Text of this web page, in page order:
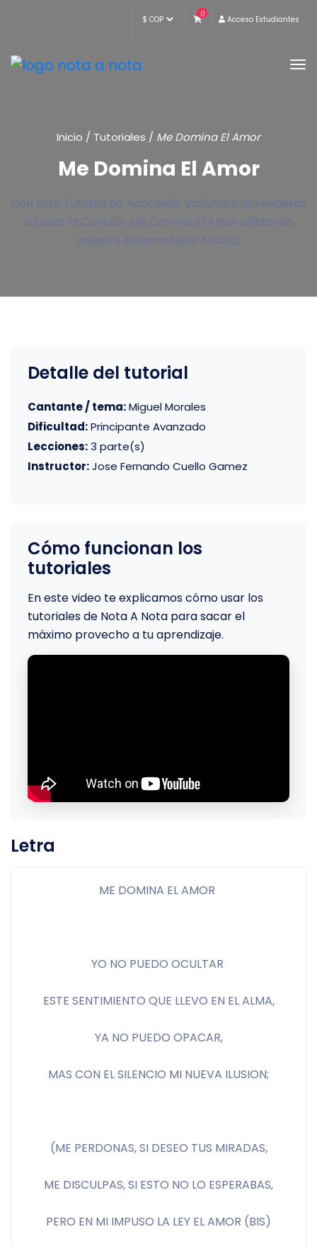
0
Acceso Estudiantes
Inicio / Tutoriales / Me Domina El Amor
Me Domina El Amor
Con este Tutorial de Acordeón Vallenato aprenderás
a tocar la Canción Me Domina El Amor utilizando
nuestro sistema Nota A Nota.
Detalle del tutorial
Cantante / tema:Miguel Morales
Dificultad:Principante Avanzado
Lecciones:3 parte(s)
Instructor:Jose Fernando Cuello Gamez
Cómo funcionan los
tutoriales
En este video te explicamos cómo usar los
tutoriales de Nota A Nota para sacar el
máximo provecho a tu aprendizaje.
Letra
ME DOMINA EL AMOR
YO NO PUEDO OCULTAR
ESTE SENTIMIENTO QUE LLEVO EN EL ALMA,
YA NO PUEDO OPACAR,
MAS CON EL SILENCIO MI NUEVA ILUSION;
(ME PERDONAS, SI DESEO TUS MIRADAS,
ME DISCULPAS, SI ESTO NO LO ESPERABAS,
PERO EN MI IMPUSO LA LEY EL AMOR (BIS)